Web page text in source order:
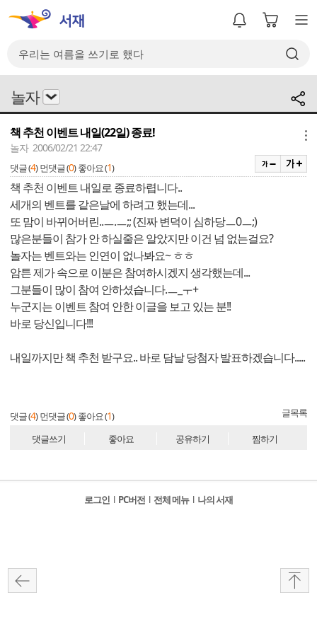
놀자
책 추천 이벤트 내일(22일) 종료!
놀자 2006/02/21 22:47
댓글 (4) 먼댓글 (0) 좋아요 (1)
책 추천 이벤트 내일로 종료하렵니다..
세개의 벤트를 같은날에 하려고 했는데...
또 맘이 바뀌어버린..ㅡ.ㅡ;; (진짜 변덕이 심하당ㅡ0ㅡ;)
많은분들이 참가 안 하실줄은 알았지만 이건 넘 없는걸요?
놀자는 벤트와는 인연이 없나봐요~ ㅎㅎ
암튼 제가 속으로 이분은 참여하시겠지 생각했는데...
그분들이 많이 참여 안하셨습니다.ㅡ_ㅜ+
누군지는 이벤트 참여 안한 이글을 보고 있는 분!!
바로 당신입니다!!!
내일까지만 책 추천 받구요.. 바로 담날 당첨자 발표하겠습니다.....
댓글 (4) 먼댓글 (0) 좋아요 (1) 글목록
댓글쓰기 좋아요 공유하기 찜하기
로그인 l PC버전 l 전체 메뉴 l 나의 서재